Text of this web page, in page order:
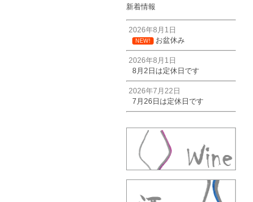
新着情報
2026年8月1日
NEW! お盆休み
2026年8月1日
8月2日は定休日です
2026年7月22日
7月26日は定休日です